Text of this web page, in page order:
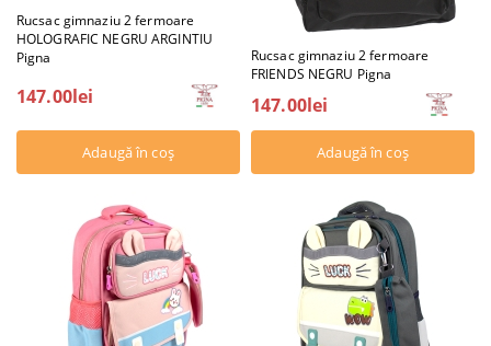
Rucsac gimnaziu 2 fermoare
HOLOGRAFIC NEGRU ARGINTIU
Pigna
147.00lei
Rucsac gimnaziu 2 fermoare
FRIENDS NEGRU Pigna
147.00lei